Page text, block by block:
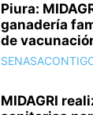
Piura:
ganadería
de
MIDAGRI